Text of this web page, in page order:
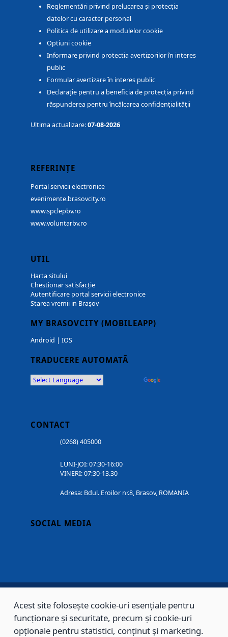
Reglementări privind prelucarea și protecția
datelor cu caracter personal
Politica de utilizare a modulelor cookie
Optiuni cookie
Informare privind protectia avertizorilor în interes
public
Formular avertizare în interes public
Declarație pentru a beneficia de protecția privind
răspunderea pentru încălcarea confidențialității
Ultima actualizare:07-08-2026
REFERINȚE
Portal servicii electronice
evenimente.brasovcity.ro
www.spclepbv.ro
www.voluntarbv.ro
UTIL
Harta sitului
Chestionar satisfacție
Autentificare portal servicii electronice
Starea vremii in Brașov
MY BRASOVCITY (MOBILEAPP)
Android | IOS
TRADUCERE AUTOMATĂ
CONTACT
(0268) 405000
LUNI-JOI: 07:30-16:00
VINERI: 07:30-13.30
Adresa: Bdul. Eroilor nr.8, Brasov, ROMANIA
SOCIAL MEDIA
Copyright © 2002 - 2026 - PRIMĂRIA MUNICIPIULUI BRAȘOV, toate drepturile
rezervate.
Acest site folosește cookie-uri esențiale pentru
funcționare și securitate, precum și cookie-uri
opționale pentru statistici, conținut și marketing.